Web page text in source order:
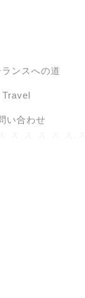
ンスへの道
Travel
い合わせ